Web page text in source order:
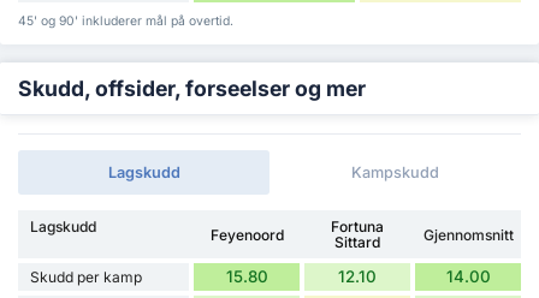
45' og 90' inkluderer mål på overtid.
Skudd, offsider, forseelser og mer
Lagskudd Kampskudd
Lagskudd Feyenoord
Fortuna
Sittard
Gjennomsnitt
Skudd per kamp 15.80 12.10 14.00